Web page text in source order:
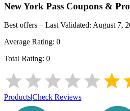
New York Pass Coupons &
Best offers – Last Validated: August 7,
Average Rating: 0
Total Rating: 0
Products|Check Reviews